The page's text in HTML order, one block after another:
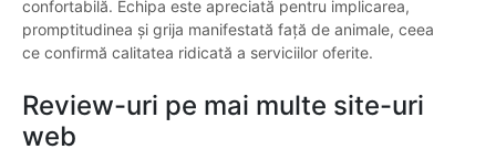
confortabilă. Echipa este apreciată pentru implicarea,
promptitudinea și grija manifestată față de animale, ceea
ce confirmă calitatea ridicată a serviciilor oferite.
Review-uri pe mai multe site-uri
web